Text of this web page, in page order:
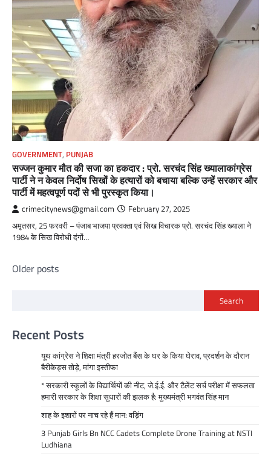
GOVERNMENT, PUNJAB
सज्जन कुमार मौत की सजा का हकदार : प्रो. सरचंद सिंह ख्यालाकांग्रेस
पार्टी ने न केवल निर्दोष सिखों के हत्यारों को बचाया बल्कि उन्हें सरकार और
पार्टी में महत्वपूर्ण पदों से भी पुरस्कृत किया।
crimecitynews@gmail.com February 27, 2025
अमृतसर, 25 फरवरी – पंजाब भाजपा प्रवक्ता एवं सिख विचारक प्रो. सरचंद सिंह ख्याला ने
1984 के सिख विरोधी दंगों…
Posts
Older posts
Search
Recent Posts
यूथ कांग्रेस ने शिक्षा मंत्री हरजोत बैंस के घर के किया घेराव, प्रदर्शन के दौरान
बैरीकेड्स तोड़े, मांगा इस्तीफा
* सरकारी स्कूलों के विद्यार्थियों की नीट, जे.ई.ई. और टैलेंट सर्च परीक्षा में सफलता
हमारी सरकार के शिक्षा सुधारों की झलक है: मुख्यमंत्री भगवंत सिंह मान
शाह के इशारों पर नाच रहे हैं मान: वड़िंग
3 Punjab Girls Bn NCC Cadets Complete Drone Training at NSTI
Ludhiana